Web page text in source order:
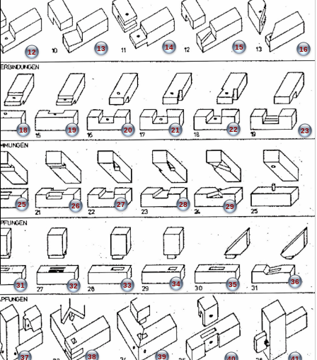
12 13 14 15 16
18 19 20 21 22 23
25 26 27 28 29
31 32 33 34 35 36
37 38 39